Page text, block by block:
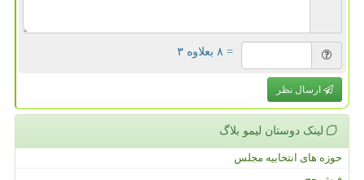
= ۸ بعلاوه ۳
ارسال نظر
لینک دوستان لیمو بلاگ
حوزه های انتخابیه مجلس